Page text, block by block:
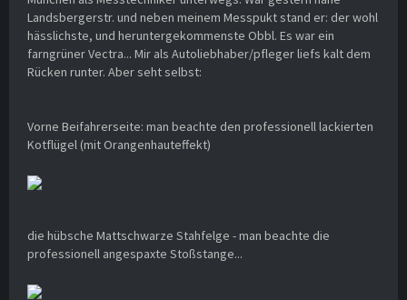
Landsbergerstr. und neben meinem Messpukt stand er: der wohl
hässlichste, und heruntergekommenste Obbl. Es war ein
farngrüner Vectra... Mir als Autoliebhaber/pfleger liefs kalt dem
Rücken runter. Aber seht selbst:
Vorne Beifahrerseite: man beachte den professionell lackierten
Kotflügel (mit Orangenhauteffekt)
die hübsche Mattschwarze Stahfelge - man beachte die
professionell angespaxte Stoßstange...